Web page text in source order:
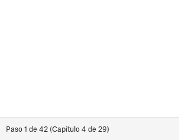
Paso1 de 42 (Capítulo4 de 29)